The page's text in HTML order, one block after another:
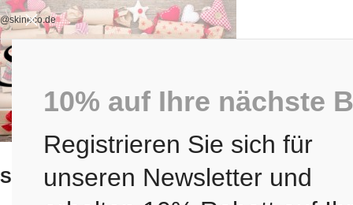
10% auf Ihre nächste
Registrieren Sie sich für
unseren Newsletter und
Schreibe einen Kommentar